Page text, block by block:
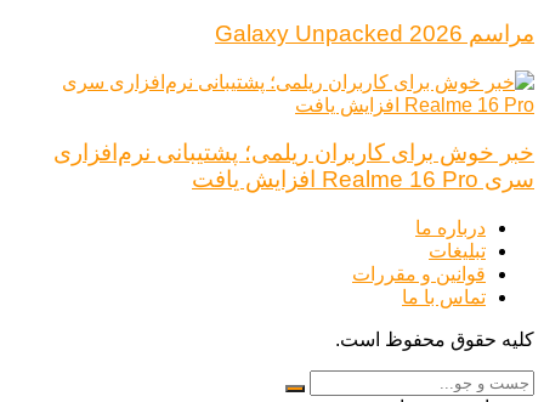
مراسم Galaxy Unpacked 2026
خبر خوش برای کاربران ریلمی؛ پشتیبانی نرم‌افزاری
سری Realme 16 Pro افزایش یافت
درباره ما
تبلیغات
قوانین و مقررات
تماس با ما
کلیه حقوق محفوظ است.